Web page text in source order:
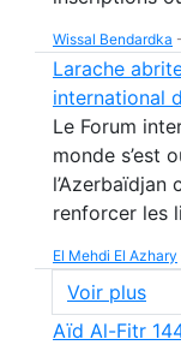
Wissal Bendardka -
Larache
international
Le Forum
monde s’est
l’Azerbaïdjan
renforcer les
El Mehdi El Azhary
Voir plus
Aïd Al-Fitr